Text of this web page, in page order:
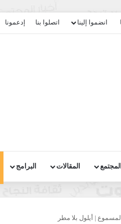
انضموا إلينا اتصلوا بنا إدعمونا
المقالات البرامج
المسموع | أيلول بلا مطر